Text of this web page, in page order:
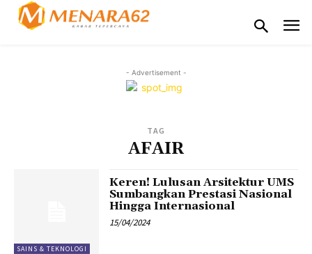
- Advertisement -
TAG
AFAIR
SAINS & TEKNOLOGI
Keren! Lulusan Arsitektur UMS
Sumbangkan Prestasi Nasional
Hingga Internasional
15/04/2024